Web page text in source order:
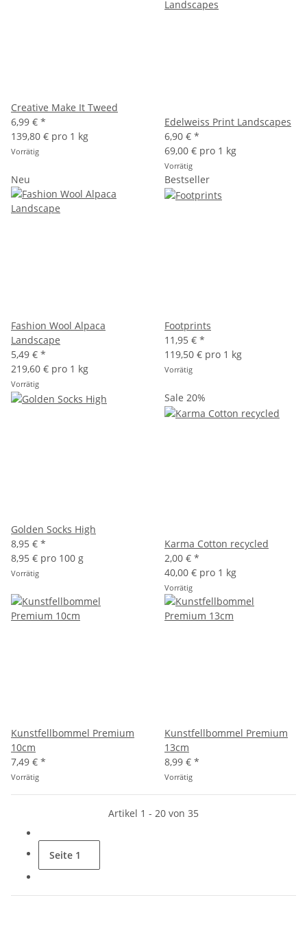
Creative Make It Tweed
6,99 € *
139,80 € pro 1 kg
Vorrätig
Edelweiss Print Landscapes
6,90 € *
69,00 € pro 1 kg
Vorrätig
Neu
Fashion Wool Alpaca
Landscape
5,49 € *
219,60 € pro 1 kg
Vorrätig
Bestseller
Footprints
11,95 € *
119,50 € pro 1 kg
Vorrätig
Golden Socks High
8,95 € *
8,95 € pro 100 g
Vorrätig
Sale 20%
Karma Cotton recycled
2,00 € *
40,00 € pro 1 kg
Vorrätig
Kunstfellbommel Premium
10cm
7,49 € *
Vorrätig
Kunstfellbommel Premium
13cm
8,99 € *
Vorrätig
Artikel 1 - 20 von 35
Seite 1